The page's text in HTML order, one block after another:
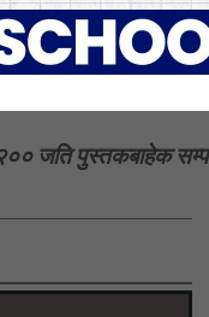
गरे
जति पुस्तकबाहेक